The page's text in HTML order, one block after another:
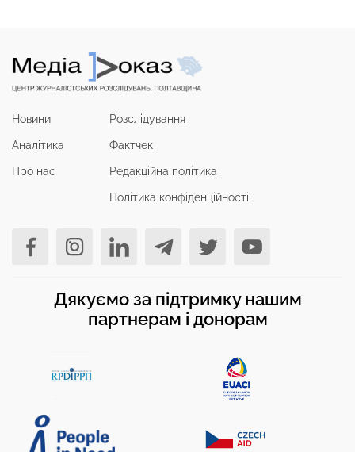
Новини
Аналітика
Про нас
Розслідування
Фактчек
Редакційна політика
Політика конфіденційності
Дякуємо за підтримку нашим
партнерам і донорам